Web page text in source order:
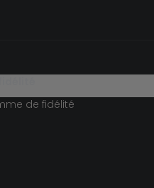
de fidélité